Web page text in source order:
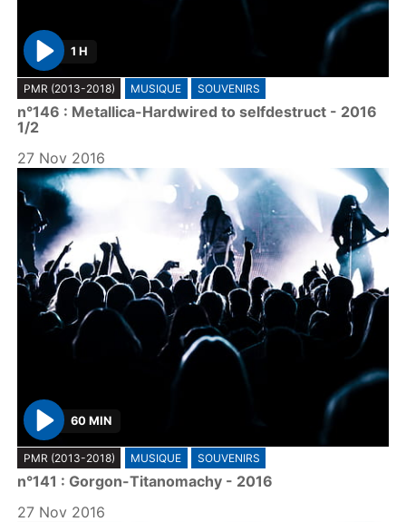
P
l
a
1 H
PMR (2013-2018) MUSIQUE SOUVENIRS
n°146 : Metallica-Hardwired to selfdestruct - 2016
1/2
27 Nov 2016
P
l
a
y
60 MIN
PMR (2013-2018) MUSIQUE SOUVENIRS
n°141 : Gorgon-Titanomachy - 2016
27 Nov 2016